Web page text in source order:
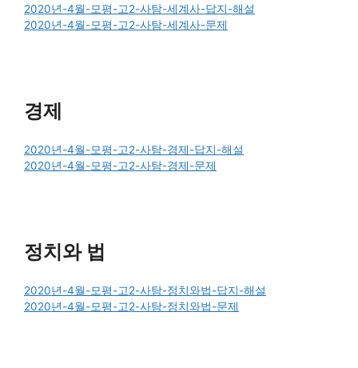
2020년-4월-모평-고2-사탐-세계사-답지-해설
2020년-4월-모평-고2-사탐-세계사-문제
경제
2020년-4월-모평-고2-사탐-경제-답지-해설
2020년-4월-모평-고2-사탐-경제-문제
정치와 법
2020년-4월-모평-고2-사탐-정치와법-답지-해설
2020년-4월-모평-고2-사탐-정치와법-문제